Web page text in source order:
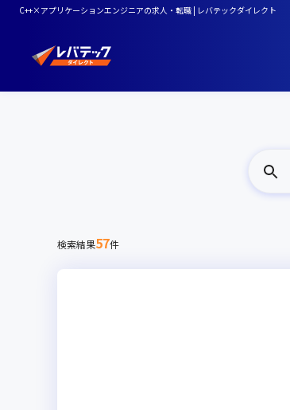
C++×アプリケーションエンジニアの求人・転職 | レバテックダイレクト
検索結果57件